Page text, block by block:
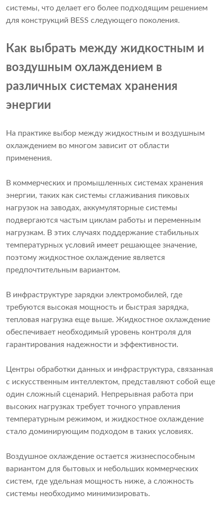
системы, что делает его более подходящим решением
для конструкций BESS следующего поколения.
Как выбрать между жидкостным и
воздушным охлаждением в
различных системах хранения
энергии
На практике выбор между жидкостным и воздушным
охлаждением во многом зависит от области
применения.
В коммерческих и промышленных системах хранения
энергии, таких как системы сглаживания пиковых
нагрузок на заводах, аккумуляторные системы
подвергаются частым циклам работы и переменным
нагрузкам. В этих случаях поддержание стабильных
температурных условий имеет решающее значение,
поэтому жидкостное охлаждение является
предпочтительным вариантом.
В инфраструктуре зарядки электромобилей, где
требуются высокая мощность и быстрая зарядка,
тепловая нагрузка еще выше. Жидкостное охлаждение
обеспечивает необходимый уровень контроля для
гарантирования надежности и эффективности.
Центры обработки данных и инфраструктура, связанная
с искусственным интеллектом, представляют собой еще
один сложный сценарий. Непрерывная работа при
высоких нагрузках требует точного управления
температурным режимом, и жидкостное охлаждение
стало доминирующим подходом в таких условиях.
Воздушное охлаждение остается жизнеспособным
вариантом для бытовых и небольших коммерческих
систем, где удельная мощность ниже, а сложность
системы необходимо минимизировать.